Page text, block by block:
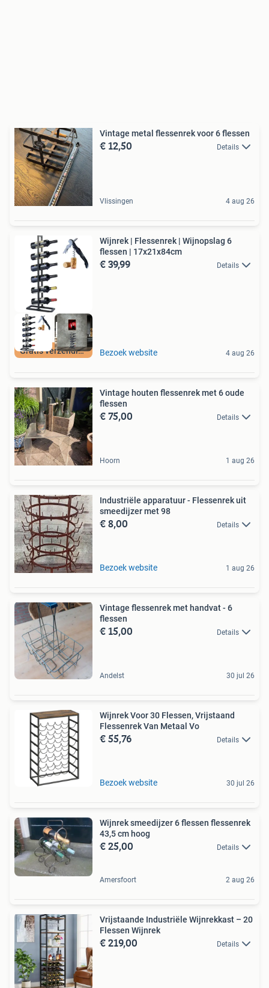
Vintage metal flessenrek voor 6 flessen
€ 12,50 Details
Vlissingen 4 aug 26
Gratis verzending
Wijnrek | Flessenrek | Wijnopslag 6
flessen | 17x21x84cm
€ 39,99 Details
Bezoek website 4 aug 26
Vintage houten flessenrek met 6 oude
flessen
€ 75,00 Details
Hoorn 1 aug 26
Industriële apparatuur - Flessenrek uit
smeedijzer met 98
€ 8,00 Details
Bezoek website 1 aug 26
Vintage flessenrek met handvat - 6
flessen
€ 15,00 Details
Andelst 30 jul 26
Wijnrek Voor 30 Flessen, Vrijstaand
Flessenrek Van Metaal Vo
€ 55,76 Details
Bezoek website 30 jul 26
Wijnrek smeedijzer 6 flessen flessenrek
43,5 cm hoog
€ 25,00 Details
Amersfoort 2 aug 26
Vrijstaande Industriële Wijnrekkast – 20
Flessen Wijnrek
€ 219,00 Details